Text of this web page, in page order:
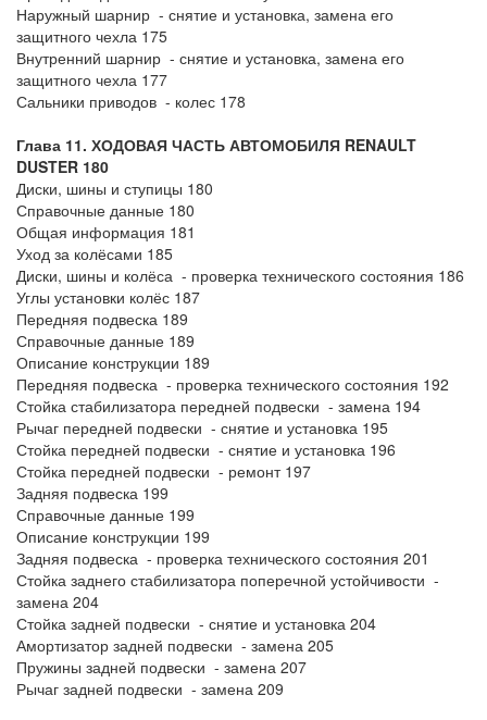
Наружный шарнир - снятие и установка, замена его
защитного чехла 175
Внутренний шарнир - снятие и установка, замена его
защитного чехла 177
Сальники приводов - колес 178
Глава 11. ХОДОВАЯ ЧАСТЬ АВТОМОБИЛЯ RENAULT
DUSTER 180
Диски, шины и ступицы 180
Справочные данные 180
Общая информация 181
Уход за колёсами 185
Диски, шины и колёса - проверка технического состояния 186
Углы установки колёс 187
Передняя подвеска 189
Справочные данные 189
Описание конструкции 189
Передняя подвеска - проверка технического состояния 192
Стойка стабилизатора передней подвески - замена 194
Рычаг передней подвески - снятие и установка 195
Стойка передней подвески - снятие и установка 196
Стойка передней подвески - ремонт 197
Задняя подвеска 199
Справочные данные 199
Описание конструкции 199
Задняя подвеска - проверка технического состояния 201
Стойка заднего стабилизатора поперечной устойчивости -
замена 204
Стойка задней подвески - снятие и установка 204
Амортизатор задней подвески - замена 205
Пружины задней подвески - замена 207
Рычаг задней подвески - замена 209